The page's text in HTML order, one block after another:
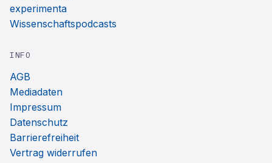
experimenta
Wissenschaftspodcasts
INFO
AGB
Mediadaten
Impressum
Datenschutz
Barrierefreiheit
Vertrag widerrufen